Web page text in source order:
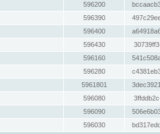
596200
596390
596400
596430
596160
596280
5961801
596080
596090
596030